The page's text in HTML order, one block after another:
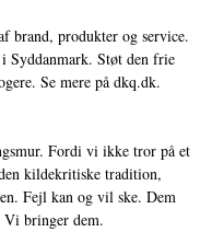
brand, produkter og service.
Syddanmark. Støt den frie
Se mere på dkq.dk.
Fordi vi ikke tror på et
kildekritiske tradition,
Fejl kan og vil ske. Dem
bringer dem.